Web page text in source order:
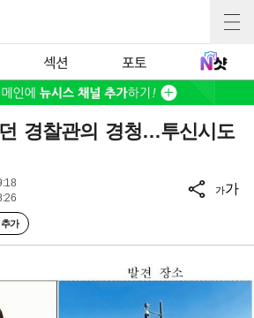
섹션 포토
경찰관의 경청…투신시도
가
가가